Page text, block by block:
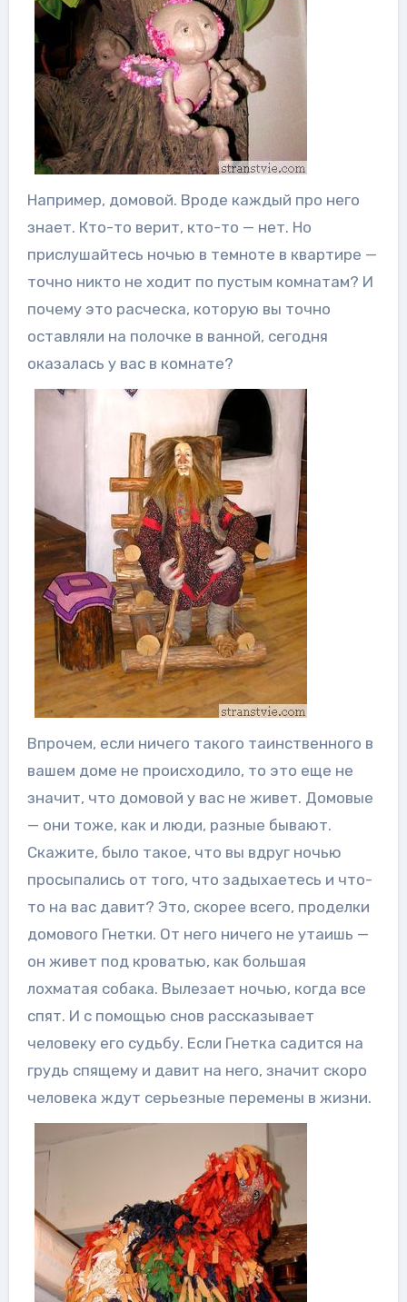
Например, домовой. Вроде каждый про него
знает. Кто-то верит, кто-то — нет. Но
прислушайтесь ночью в темноте в квартире —
точно никто не ходит по пустым комнатам? И
почему это расческа, которую вы точно
оставляли на полочке в ванной, сегодня
оказалась у вас в комнате?
Впрочем, если ничего такого таинственного в
вашем доме не происходило, то это еще не
значит, что домовой у вас не живет. Домовые
— они тоже, как и люди, разные бывают.
Скажите, было такое, что вы вдруг ночью
просыпались от того, что задыхаетесь и что-
то на вас давит? Это, скорее всего, проделки
домового Гнетки. От него ничего не утаишь —
он живет под кроватью, как большая
лохматая собака. Вылезает ночью, когда все
спят. И с помощью снов рассказывает
человеку его судьбу. Если Гнетка садится на
грудь спящему и давит на него, значит скоро
человека ждут серьезные перемены в жизни.